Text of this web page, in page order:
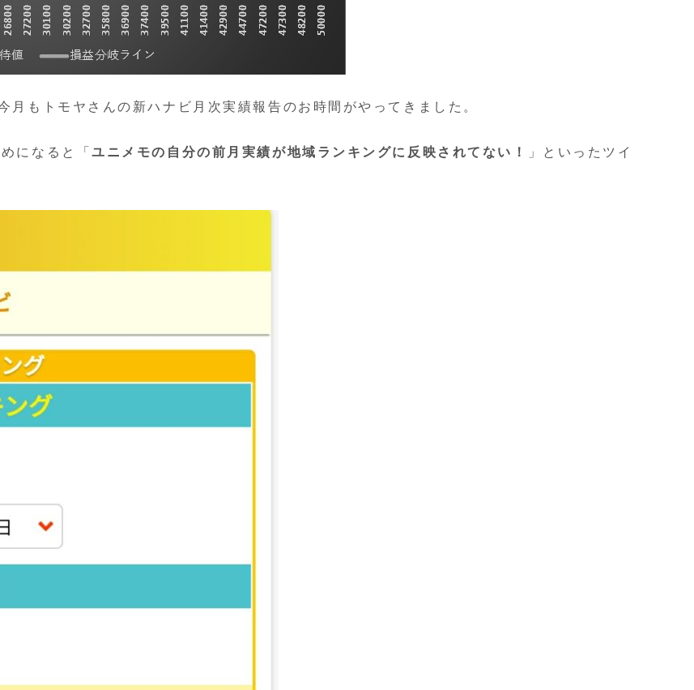
もトモヤさんの新ハナビ月次実績報告のお時間がやってきました。
になると「ユニメモの自分の前月実績が地域ランキングに反映されてない！
」といったツイ